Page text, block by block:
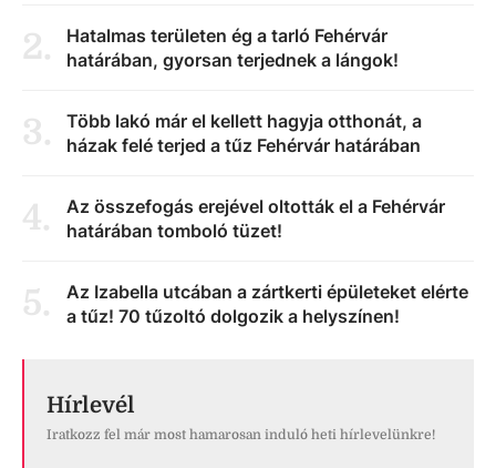
2.
Hatalmas területen ég a tarló Fehérvár
határában, gyorsan terjednek a lángok!
3.
Több lakó már el kellett hagyja otthonát, a
házak felé terjed a tűz Fehérvár határában
4.
Az összefogás erejével oltották el a Fehérvár
határában tomboló tüzet!
5.
Az Izabella utcában a zártkerti épületeket elérte
a tűz! 70 tűzoltó dolgozik a helyszínen!
Hírlevél
Iratkozz fel már most hamarosan induló heti hírlevelünkre!